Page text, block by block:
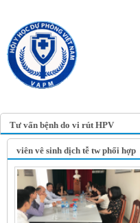
Tư vấn bệnh do vi rút HPV
viên vê sinh dịch tễ tw phối hợp